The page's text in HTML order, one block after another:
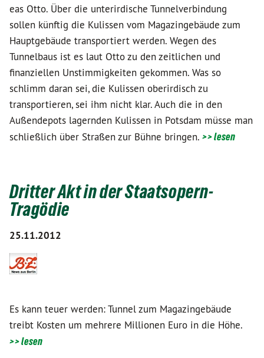
eas Otto. Über die unterirdische Tunnelverbindung
sollen künftig die Kulissen vom Magazingebäude zum
Hauptgebäude transportiert werden. Wegen des
Tunnelbaus ist es laut Otto zu den zeitlichen und
finanziellen Unstimmigkeiten gekommen. Was so
schlimm daran sei, die Kulissen oberirdisch zu
transportieren, sei ihm nicht klar. Auch die in den
Außendepots lagernden Kulissen in Potsdam müsse man
schließlich über Straßen zur Bühne bringen. >> lesen
Dritter Akt in der Staatsopern-
Tragödie
25.11.2012
Es kann teuer werden: Tunnel zum Magazingebäude
treibt Kosten um mehrere Millionen Euro in die Höhe.
>> lesen